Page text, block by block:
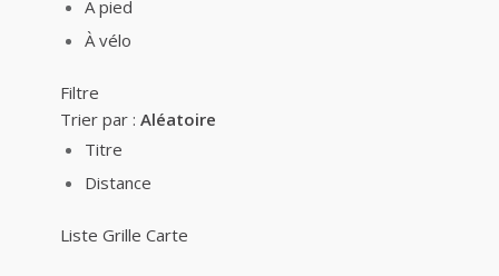
A pied
À vélo
Filtre
Trier par : Aléatoire
Titre
Distance
Liste Grille Carte